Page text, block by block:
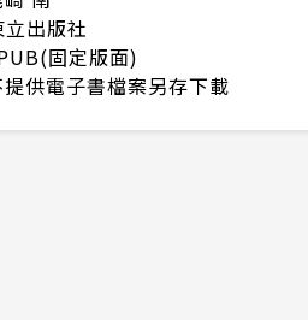
立出版社
固定版面)
供電子書檔案另存下載